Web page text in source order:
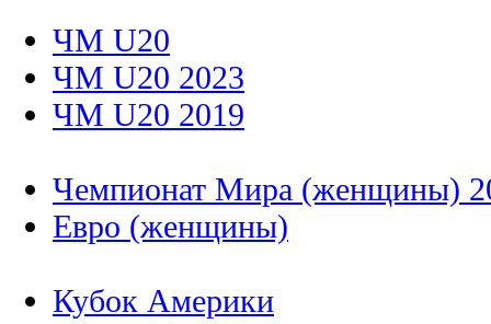
ЧМ U20
ЧМ U20 2023
ЧМ U20 2019
Чемпионат Мира (женщины)
Евро (женщины)
Кубок Америки